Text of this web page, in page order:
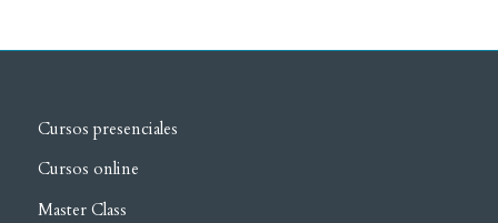
Cursos presenciales
Cursos online
Master Class